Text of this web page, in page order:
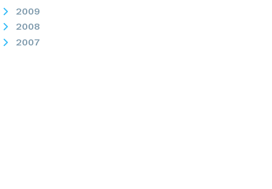
2009
2008
2007